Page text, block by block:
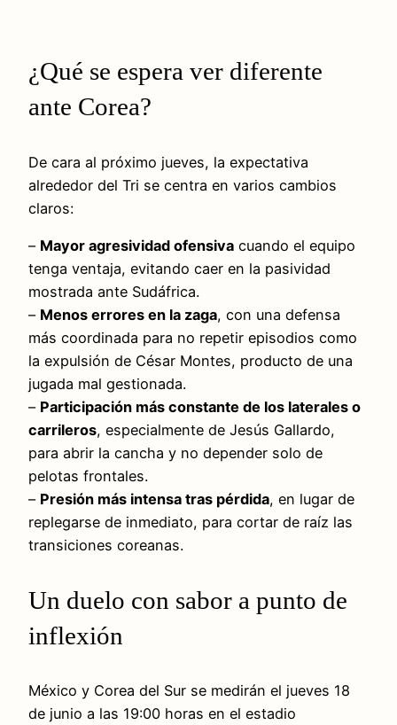
¿Qué se espera ver diferente
ante Corea?
De cara al próximo jueves, la expectativa
alrededor del Tri se centra en varios cambios
claros:
– Mayor agresividad ofensiva cuando el equipo
tenga ventaja, evitando caer en la pasividad
mostrada ante Sudáfrica.
– Menos errores en la zaga, con una defensa
más coordinada para no repetir episodios como
la expulsión de César Montes, producto de una
jugada mal gestionada.
– Participación más constante de los laterales o
carrileros, especialmente de Jesús Gallardo,
para abrir la cancha y no depender solo de
pelotas frontales.
– Presión más intensa tras pérdida, en lugar de
replegarse de inmediato, para cortar de raíz las
transiciones coreanas.
Un duelo con sabor a punto de
inflexión
México y Corea del Sur se medirán el jueves 18
de junio a las 19:00 horas en el estadio